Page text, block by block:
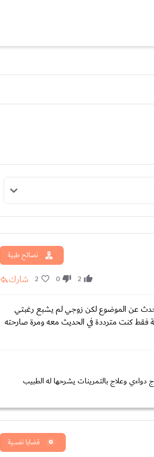
نصائح طبية
2
0
2 شارك
منذ ٥ سنوات لا اعرف ان كان يحق لي اتحدث عن الموضوع لكن زوجي لم يشبع رغبتي
فقط كنت مترددة في الحديث معه ومرة صارحته
سرعة القذف نهائيا ان نسبة سرعة القذف كبيرة قد تصل الى ٧٠٪‏ ولها علاج دواءي وعلاج بالتمرينات يشرحها له الطبيب
قضايا نفسية